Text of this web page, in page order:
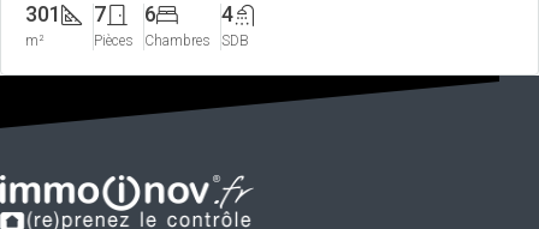
301
m²
7
Pièces
6
Chambres
4
SDB